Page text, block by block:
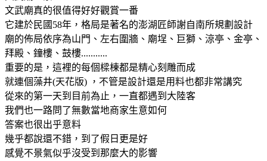
文武廟真的很值得好好觀賞一番
它建於民國58年，格局是著名的澎湖匠師謝自南所規劃設計
廟的佈局依序為山門、左右圍牆、廟埕、巨獅、涼亭、金亭、
拜殿、鐘樓、鼓樓...........
重要的是，這裡的每個樑棟都是精心刻雕而成
就連個藻井(天花版) ，不管是設計還是用料也都非常講究
從來的第一天到目前為止，一直都遇到大陸客
我們也一路問了無數當地商家生意如何
答案也很出乎意料
幾乎都說還不錯，到了假日更是好
感覺不景氣似乎沒受到那麼大的影響